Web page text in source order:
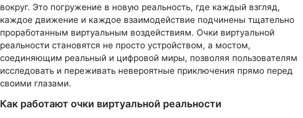
вокруг. Это погружение в новую реальность, где каждый взгляд,
каждое движение и каждое взаимодействие подчинены тщательно
проработанным виртуальным воздействиям. Очки виртуальной
реальности становятся не просто устройством, а мостом,
соединяющим реальный и цифровой миры, позволяя пользователям
исследовать и переживать невероятные приключения прямо перед
своими глазами.
Как работают очки виртуальной реальности